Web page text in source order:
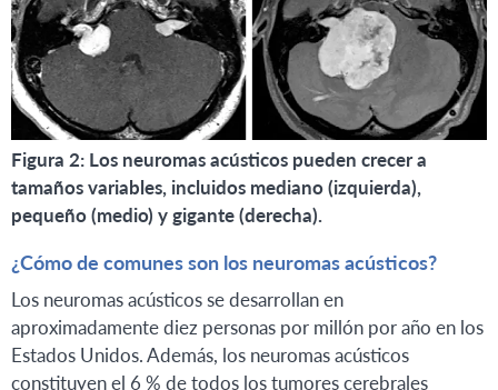
Figura 2: Los neuromas acústicos pueden crecer a
tamaños variables, incluidos mediano (izquierda),
pequeño (medio) y gigante (derecha).
¿Cómo de comunes son los neuromas acústicos?
Los neuromas acústicos se desarrollan en
aproximadamente diez personas por millón por año en los
Estados Unidos. Además, los neuromas acústicos
constituyen el 6 % de todos los tumores cerebrales